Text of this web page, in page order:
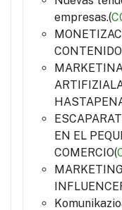
empresas.(
EN EL
COMERCIO(